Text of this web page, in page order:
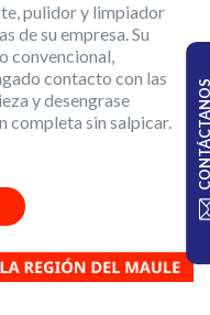
pulidor y limpiador
de su empresa. Su
convencional,
contacto con las
y desengrase
completa sin salpicar.